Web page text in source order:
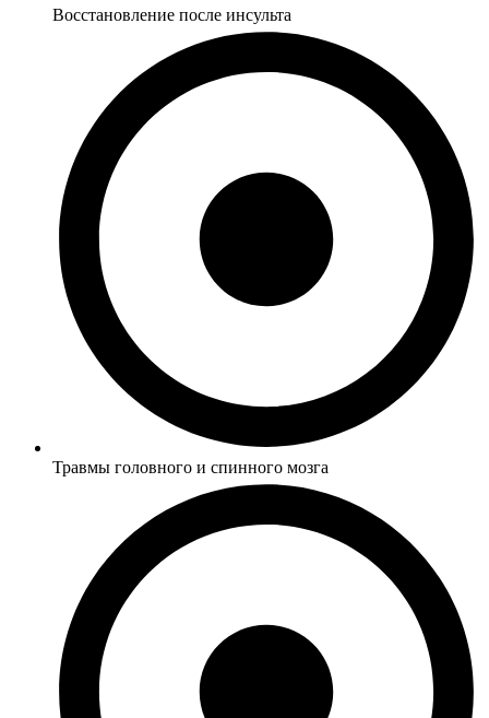
Восстановление после инсульта
Травмы головного и спинного мозга